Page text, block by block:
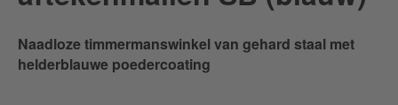
Naadloze timmermanswinkel van gehard staal met
helderblauwe poedercoating